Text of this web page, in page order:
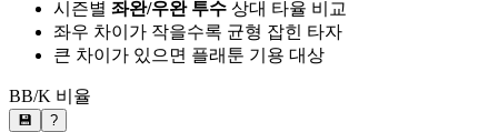
시즌별 좌완/우완 투수 상대 타율 비교
좌우 차이가 작을수록 균형 잡힌 타자
큰 차이가 있으면 플래툰 기용 대상
BB/K 비율
💾 ?